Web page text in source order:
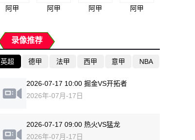
阿甲 阿甲 阿甲 阿甲
录像推荐
英超 德甲 法甲 西甲 意甲 NBA
2026-07-17 10:00 掘金VS开拓者
2026年-07月-17日
2026-07-17 09:00 热火VS猛龙
2026年-07月-17日